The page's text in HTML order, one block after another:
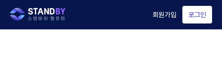
회원가입 로그인